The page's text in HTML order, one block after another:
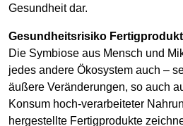
Gesundheit dar.
Gesundheitsrisiko
Die Symbiose aus Mensch und
jedes andere Ökosystem auch –
äußere Veränderungen, so auch
Konsum hoch-verarbeiteter
hergestellte Fertigprodukte